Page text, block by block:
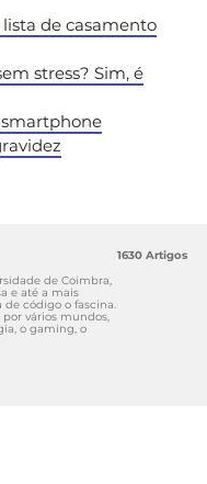
de casamento
stress? Sim, é
de Coimbra,
e até a mais
código o fascina.
vários mundos,
o gaming, o
1630 Artigos